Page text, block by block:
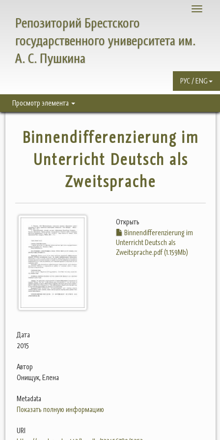
Toggle
Репозиторий Брестского
государственного университета им.
А. С. Пушкина
РУС / ENG
Просмотр элемента
Binnendifferenzierung im
Unterricht Deutsch als
Zweitsprache
Открыть
Binnendifferenzierung im
Unterricht Deutsch als
Zweitsprache.pdf (1.159Mb)
Дата
2015
Автор
Онищук, Елена
Metadata
Показать полную информацию
URI